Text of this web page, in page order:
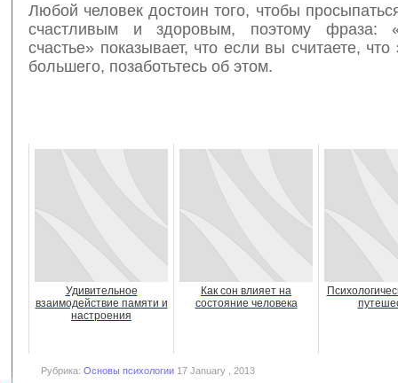
Любой человек достоин того, чтобы
счастливым и здоровым, поэтому фраза:
счастье» показывает, что если вы считаете, что
большего, позаботьтесь об этом.
Удивительное
взаимодействие памяти и
настроения
Как сон влияет на
состояние человека
Рубрика: Основы психологии 17 January , 2013